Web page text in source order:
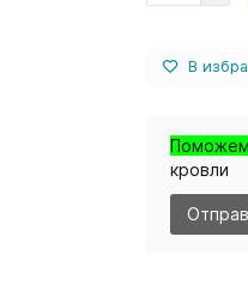
В
Поможем
кровли